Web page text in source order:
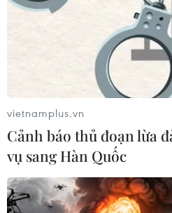
vietnamplus.vn
Cảnh báo thủ đoạn lừa
vụ sang Hàn Quốc